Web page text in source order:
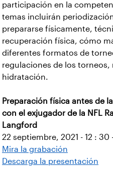
participación en la
temas incluirán
prepararse físicamente,
recuperación física, cómo
diferentes formatos de
regulaciones de los
hidratación.
Preparación física antes de
con el exjugador de la NFL
Langford
22 septiembre, 2021 - 12 : 30
Mira la grabación
Descarga la presentación